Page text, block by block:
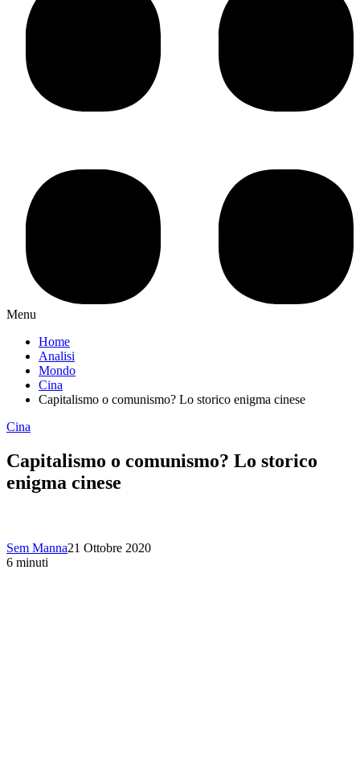
Menu
Home
Analisi
Mondo
Cina
Capitalismo o comunismo? Lo storico enigma cinese
Cina
Capitalismo o comunismo? Lo storico
enigma cinese
Sem Manna21 Ottobre 2020
6 minuti